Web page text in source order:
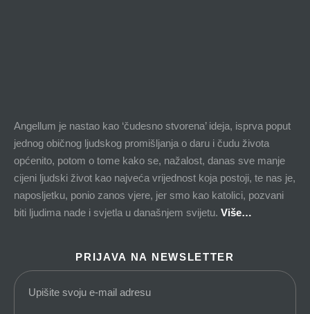
Angellum je nastao kao ‘čudesno stvorena’ ideja, isprva poput
jednog običnog ljudskog promišljanja o daru i čudu života
općenito, potom o tome kako se, nažalost, danas sve manje
cijeni ljudski život kao najveća vrijednost koja postoji, te nas je,
naposljetku, ponio zanos vjere, jer smo kao katolici, pozvani
biti ljudima nade i svjetla u današnjem svijetu. Više…
PRIJAVA NA NEWSLETTER